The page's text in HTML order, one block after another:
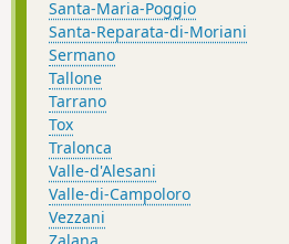
Santa-Maria-Poggio
Santa-Reparata-di-Moriani
Sermano
Tallone
Tarrano
Tox
Tralonca
Valle-d'Alesani
Valle-di-Campoloro
Vezzani